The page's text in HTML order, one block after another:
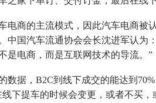
商的主流模式，因此汽车电商被
中国汽车流通协会会长沈进军认为
是电商，而是互联网技术的导流。”
据，B2C到线下成交的能达到70%
线下提车的时候会变更，或者不买，